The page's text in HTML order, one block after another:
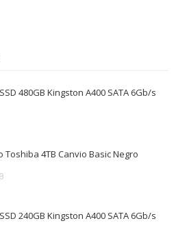
480GB Kingston A400 SATA 6Gb/s
Toshiba 4TB Canvio Basic Negro
240GB Kingston A400 SATA 6Gb/s